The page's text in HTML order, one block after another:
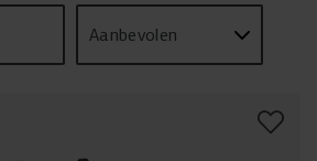
om je trampoline het
staat te houden, weer
is met zorg